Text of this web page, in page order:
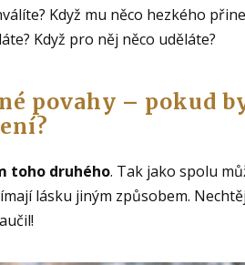
Když mu něco hezkého
Když pro něj něco uděláte?
povahy – pokud
toho druhého. Tak jako spolu
lásku jiným způsobem.